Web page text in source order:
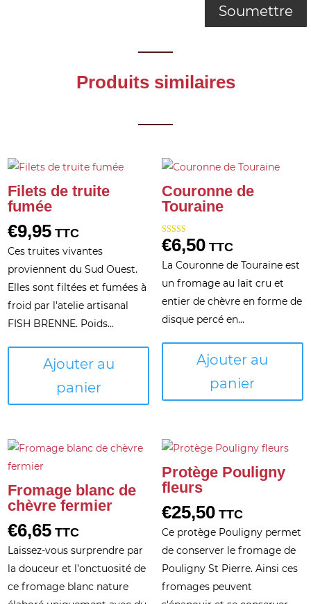
Produits similaires
Filets de truite
fumée
€9,95 TTC
Ces truites vivantes
proviennent du Sud Ouest.
Elles sont filtées et fumées à
froid par l'atelie artisanal
FISH BRENNE. Poids…
Ajouter au
panier
Couronne de
Touraine
Note
5.00
€6,50 TTC
La Couronne de Touraine est
un fromage au lait cru et
entier de chèvre en forme de
disque percé en…
Ajouter au
panier
Fromage blanc de
chèvre fermier
€6,65 TTC
Laissez-vous surprendre par
la douceur et l’onctuosité de
ce fromage blanc nature
Protège Pouligny
fleurs
€25,50 TTC
Ce protège Pouligny permet
de conserver le fromage de
Pouligny St Pierre. Ainsi ces
fromages peuvent